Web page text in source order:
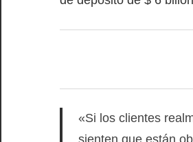
«Si los clientes
sienten que están